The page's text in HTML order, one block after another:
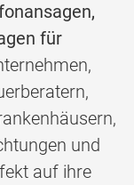
für
und
auf ihre